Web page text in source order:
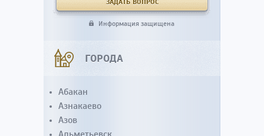
Информация защищена
ГОРОДА
Абакан
Азнакаево
Азов